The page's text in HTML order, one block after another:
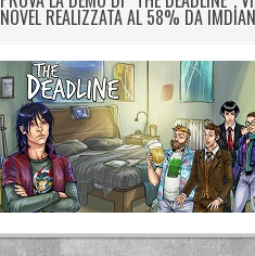
NOVEL REALIZZATA AL 58% DA